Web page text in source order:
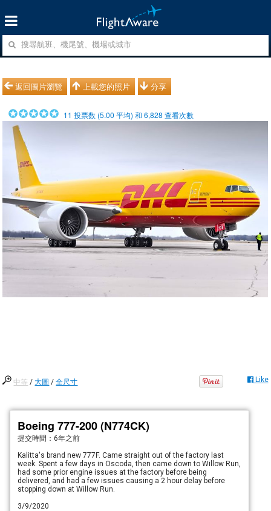
返回圖片瀏覽 上載您的照片 分享
11 投票数 (5.00 平均) 和6,828 查看次數
中等 /大圖 /全尺寸 Like
Boeing 777-200 (N774CK)
提交時間：6年之前
Kalitta's brand new 777F. Came straight out of the factory last
week. Spent a few days in Oscoda, then came down to Willow Run,
had some prior engine issues at the factory before being
delivered, and had a few issues causing a 2 hour delay before
stopping down at Willow Run.
3/9/2020